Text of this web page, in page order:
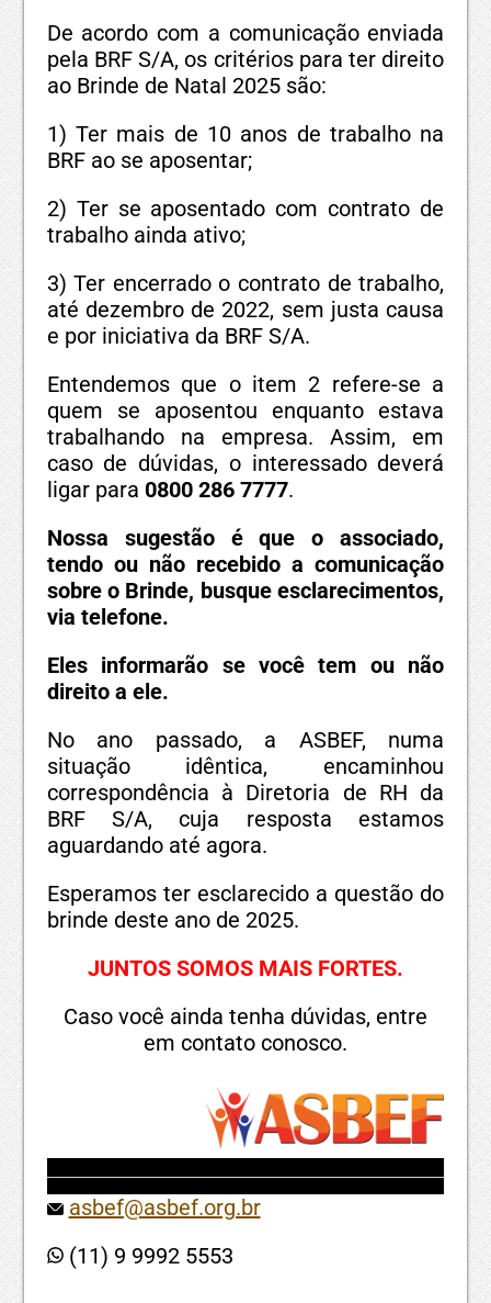
De acordo com a comunicação enviada
pela BRF S/A, os critérios para ter direito
ao Brinde de Natal 2025 são:
1) Ter mais de 10 anos de trabalho na
BRF ao se aposentar;
2) Ter se aposentado com contrato de
trabalho ainda ativo;
3) Ter encerrado o contrato de trabalho,
até dezembro de 2022, sem justa causa
e por iniciativa da BRF S/A.
Entendemos que o item 2 refere-se a
quem se aposentou enquanto estava
trabalhando na empresa. Assim, em
caso de dúvidas, o interessado deverá
ligar para 0800 286 7777.
Nossa sugestão é que o associado,
tendo ou não recebido a comunicação
sobre o Brinde, busque esclarecimentos,
via telefone.
Eles informarão se você tem ou não
direito a ele.
No ano passado, a ASBEF, numa
situação idêntica, encaminhou
correspondência à Diretoria de RH da
BRF S/A, cuja resposta estamos
aguardando até agora.
Esperamos ter esclarecido a questão do
brinde deste ano de 2025.
JUNTOS SOMOS MAIS FORTES.
Caso você ainda tenha dúvidas, entre
em contato conosco.
asbef@asbef.org.br
(11) 9 9992 5553